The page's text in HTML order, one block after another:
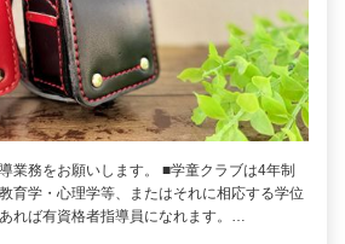
業務をお願いします。 ■学童クラブは4年制
育学・心理学等、またはそれに相応する学位
あれば有資格者指導員になれます。…